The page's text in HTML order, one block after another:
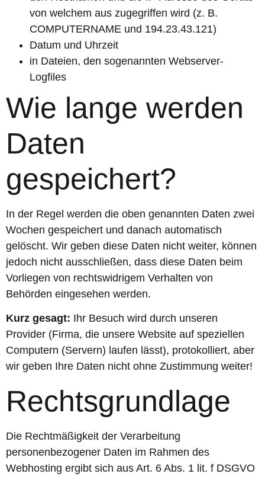
von welchem aus zugegriffen wird (z. B.
COMPUTERNAME und 194.23.43.121)
Datum und Uhrzeit
in Dateien, den sogenannten Webserver-
Logfiles
Wie lange werden
Daten
gespeichert?
In der Regel werden die oben genannten Daten zwei
Wochen gespeichert und danach automatisch
gelöscht. Wir geben diese Daten nicht weiter, können
jedoch nicht ausschließen, dass diese Daten beim
Vorliegen von rechtswidrigem Verhalten von
Behörden eingesehen werden.
Kurz gesagt: Ihr Besuch wird durch unseren
Provider (Firma, die unsere Website auf speziellen
Computern (Servern) laufen lässt), protokolliert, aber
wir geben Ihre Daten nicht ohne Zustimmung weiter!
Rechtsgrundlage
Die Rechtmäßigkeit der Verarbeitung
personenbezogener Daten im Rahmen des
Webhosting ergibt sich aus Art. 6 Abs. 1 lit. f DSGVO